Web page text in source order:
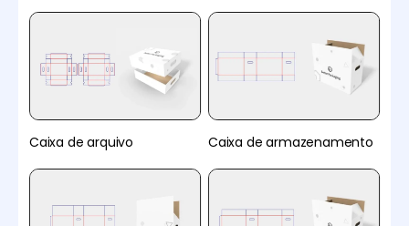
Caixa de arquivo Caixa de armazenamento